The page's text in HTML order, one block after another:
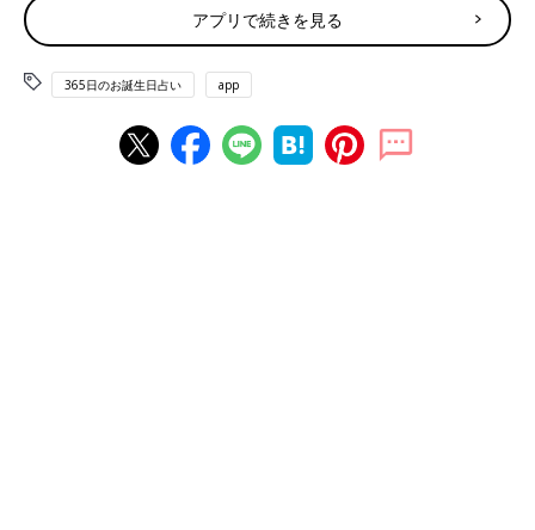
日本人宇宙飛行記念日 全国防火デー
修★たまひよ365日のお誕生日占い
アプリで続きを見る
365日のお誕生日占い app